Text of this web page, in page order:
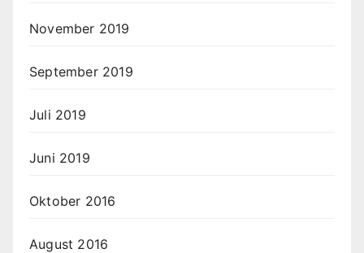
November 2019
September 2019
Juli 2019
Juni 2019
Oktober 2016
August 2016